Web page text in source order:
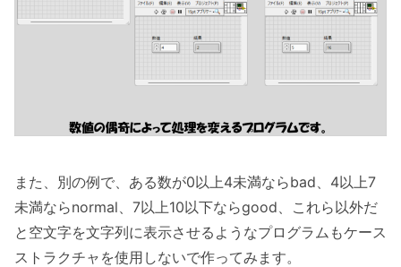
また、別の例で、ある数が0以上4未満ならbad、4以上7
未満ならnormal、7以上10以下ならgood、これら以外だ
と空文字を文字列に表示させるようなプログラムもケース
ストラクチャを使用しないで作ってみます。